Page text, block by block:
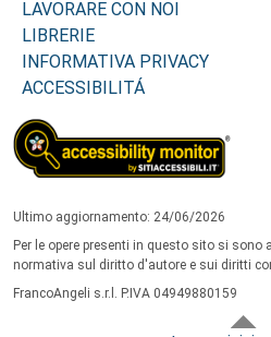
LAVORARE CON NOI
LIBRERIE
INFORMATIVA PRIVACY
ACCESSIBILITÁ
Ultimo aggiornamento: 24/06/2026
Per le opere presenti in questo sito si
normativa sul diritto d'autore e sui diritti
FrancoAngeli s.r.l. P.IVA 04949880159